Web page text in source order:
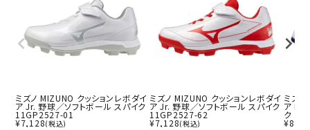
ミズノ MIZUNO クッションレボダイ
ア Jr. 野球／ソフトボール スパイク
11GP2527-01
¥7,128(税込)
ミズノ MIZUNO クッションレボダイ
ア Jr. 野球／ソフトボール スパイク
11GP2527-62
¥7,128(税込)
ミズ
ア
ク
¥